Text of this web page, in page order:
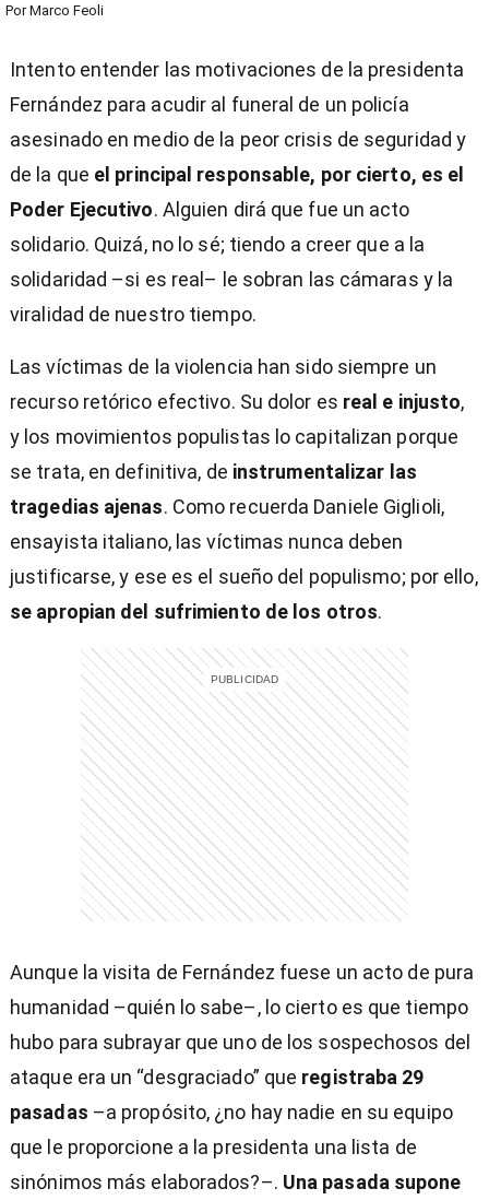
Por Marco Feoli
Intento entender las motivaciones de la presidenta
Fernández para acudir al funeral de un policía
asesinado en medio de la peor crisis de seguridad y
de la que el principal responsable, por cierto, es el
Poder Ejecutivo. Alguien dirá que fue un acto
solidario. Quizá, no lo sé; tiendo a creer que a la
solidaridad –si es real– le sobran las cámaras y la
viralidad de nuestro tiempo.
Las víctimas de la violencia han sido siempre un
recurso retórico efectivo. Su dolor es real e injusto,
y los movimientos populistas lo capitalizan porque
se trata, en definitiva, de instrumentalizar las
tragedias ajenas. Como recuerda Daniele Giglioli,
ensayista italiano, las víctimas nunca deben
justificarse, y ese es el sueño del populismo; por ello,
se apropian del sufrimiento de los otros.
Aunque la visita de Fernández fuese un acto de pura
humanidad –quién lo sabe–, lo cierto es que tiempo
hubo para subrayar que uno de los sospechosos del
ataque era un “desgraciado” que registraba 29
pasadas –a propósito, ¿no hay nadie en su equipo
que le proporcione a la presidenta una lista de
sinónimos más elaborados?–. Una pasada supone